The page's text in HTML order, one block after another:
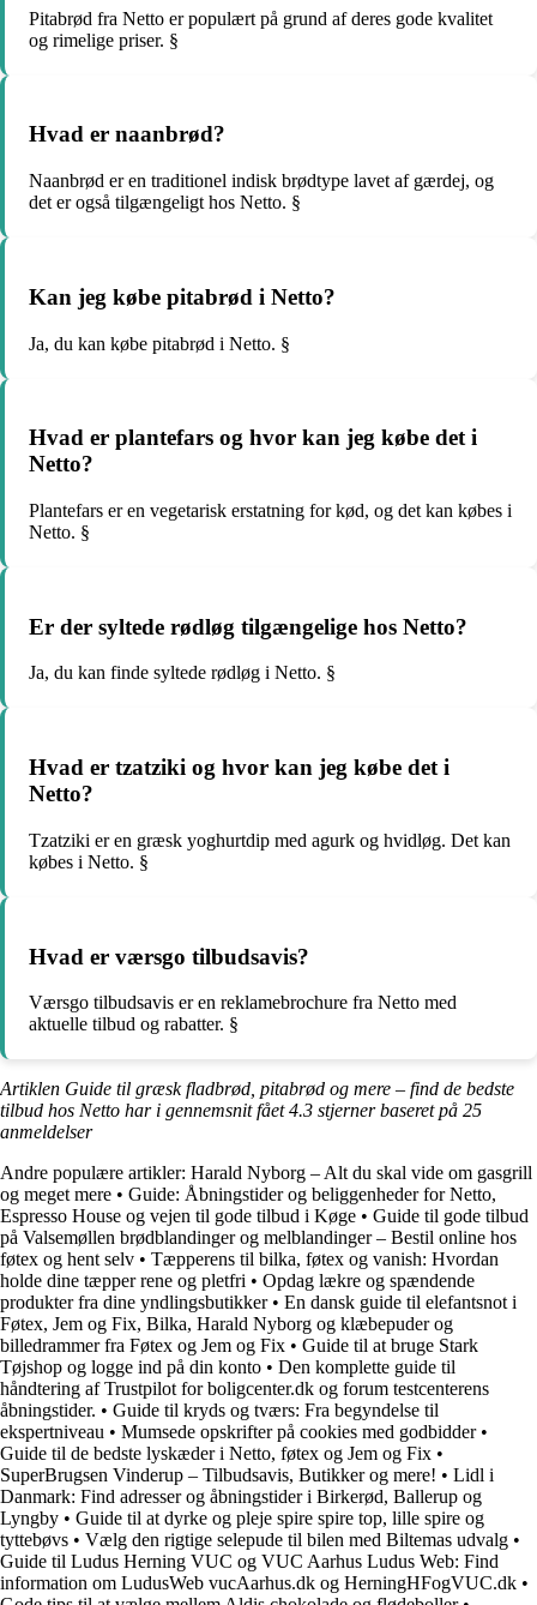
Pitabrød fra Netto er populært på grund af deres gode kvalitet
og rimelige priser. §
Hvad er naanbrød?
Naanbrød er en traditionel indisk brødtype lavet af gærdej, og
det er også tilgængeligt hos Netto. §
Kan jeg købe pitabrød i Netto?
Ja, du kan købe pitabrød i Netto. §
Hvad er plantefars og hvor kan jeg købe det i
Netto?
Plantefars er en vegetarisk erstatning for kød, og det kan købes i
Netto. §
Er der syltede rødløg tilgængelige hos Netto?
Ja, du kan finde syltede rødløg i Netto. §
Hvad er tzatziki og hvor kan jeg købe det i
Netto?
Tzatziki er en græsk yoghurtdip med agurk og hvidløg. Det kan
købes i Netto. §
Hvad er værsgo tilbudsavis?
Værsgo tilbudsavis er en reklamebrochure fra Netto med
aktuelle tilbud og rabatter. §
Artiklen Guide til græsk fladbrød, pitabrød og mere – find de bedste
tilbud hos Netto har i gennemsnit fået4.3 stjerner baseret på 25
anmeldelser
Andre populære artikler: Harald Nyborg – Alt du skal vide om gasgrill
og meget mere • Guide: Åbningstider og beliggenheder for Netto,
Espresso House og vejen til gode tilbud i Køge • Guide til gode tilbud
på Valsemøllen brødblandinger og melblandinger – Bestil online hos
føtex og hent selv • Tæpperens til bilka, føtex og vanish: Hvordan
holde dine tæpper rene og pletfri • Opdag lækre og spændende
produkter fra dine yndlingsbutikker• En dansk guide til elefantsnot i
Føtex, Jem og Fix, Bilka, Harald Nyborg og klæbepuder og
billedrammer fra Føtex og Jem og Fix • Guide til at bruge Stark
Tøjshop og logge ind på din konto • Den komplette guide til
håndtering af Trustpilot for boligcenter.dk og forum testcenterens
åbningstider. • Guide til kryds og tværs: Fra begyndelse til
ekspertniveau • Mumsede opskrifter på cookies med godbidder•
Guide til de bedste lyskæder i Netto, føtex og Jem og Fix •
SuperBrugsen Vinderup – Tilbudsavis, Butikker og mere! • Lidl i
Danmark: Find adresser og åbningstider i Birkerød, Ballerup og
Lyngby • Guide til at dyrke og pleje spire spire top, lille spire og
tyttebøvs • Vælg den rigtige selepude til bilen med Biltemas udvalg •
Guide til Ludus Herning VUC og VUC Aarhus Ludus Web: Find
information om LudusWeb vucAarhus.dk og HerningHFogVUC.dk •